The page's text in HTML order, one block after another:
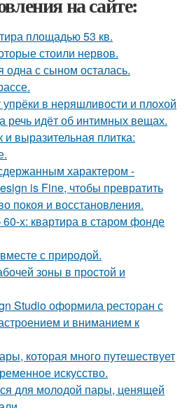
площадью 53 кв.
стоили нервов.
с сыном осталась.
в неряшливости и плохой
речь идёт об интимных вещах.
выразительная плитка:
характером -
is Fine, чтобы превратить
покоя и восстановления.
х: квартира в старом фонде
с природой.
зоны в простой и
Studio оформила ресторан с
и вниманием к
которая много путешествует
искусство.
для молодой пары, ценящей